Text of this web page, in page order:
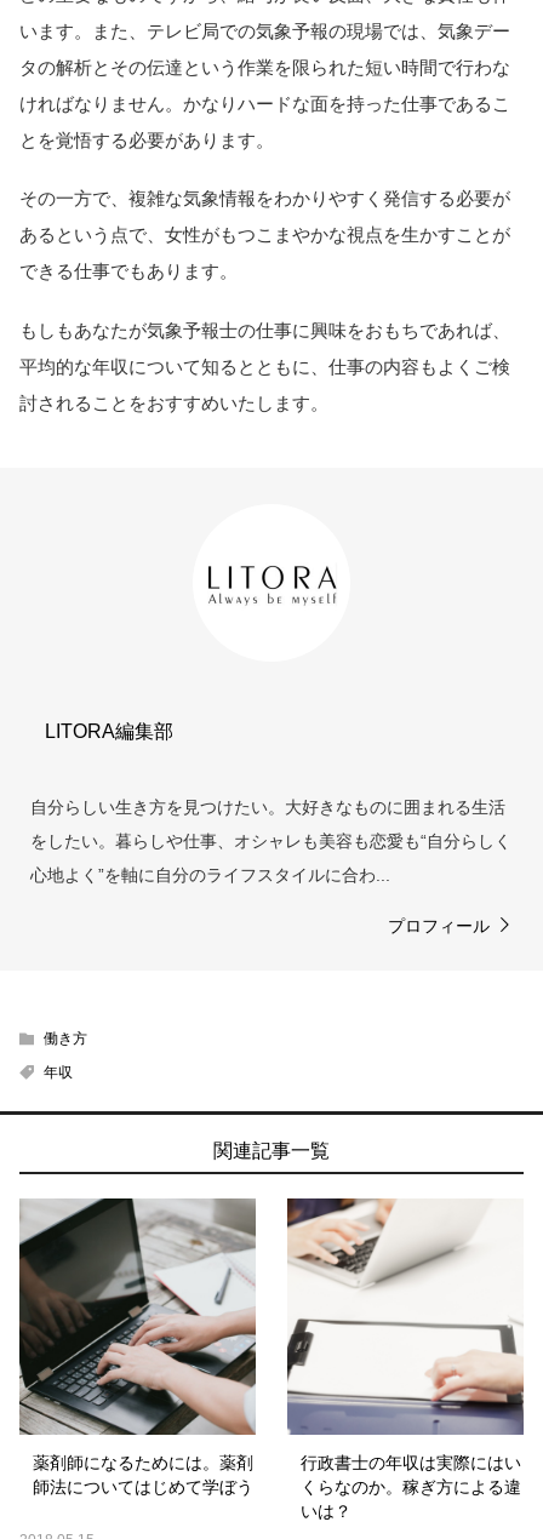
います。また、テレビ局での気象予報の現場では、気象デー
タの解析とその伝達という作業を限られた短い時間で行わな
ければなりません。かなりハードな面を持った仕事であるこ
とを覚悟する必要があります。
その一方で、複雑な気象情報をわかりやすく発信する必要が
あるという点で、女性がもつこまやかな視点を生かすことが
できる仕事でもあります。
もしもあなたが気象予報士の仕事に興味をおもちであれば、
平均的な年収について知るとともに、仕事の内容もよくご検
討されることをおすすめいたします。
LITORA編集部
自分らしい生き方を見つけたい。大好きなものに囲まれる生活
をしたい。暮らしや仕事、オシャレも美容も恋愛も“自分らしく
心地よく”を軸に自分のライフスタイルに合わ...
プロフィール
働き方
年収
関連記事一覧
薬剤師になるためには。薬剤
師法についてはじめて学ぼう
行政書士の年収は実際にはい
くらなのか。稼ぎ方による違
いは？